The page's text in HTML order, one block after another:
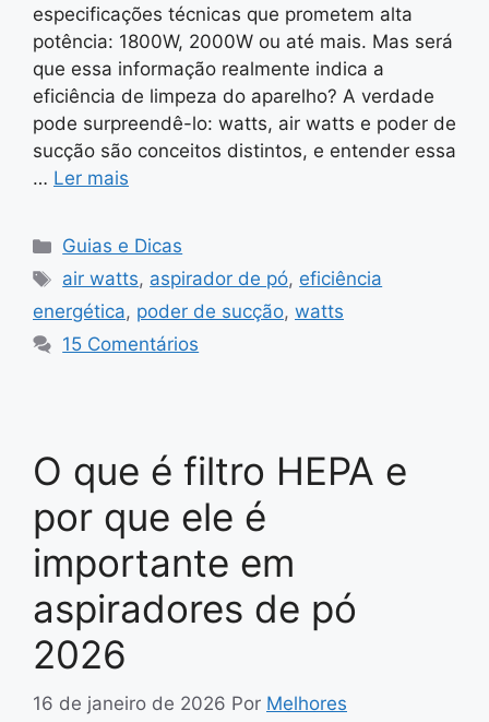
especificações técnicas que prometem alta
potência: 1800W, 2000W ou até mais. Mas será
que essa informação realmente indica a
eficiência de limpeza do aparelho? A verdade
pode surpreendê-lo: watts, air watts e poder de
sucção são conceitos distintos, e entender essa
… Ler mais
Categorias
Guias e Dicas
Tags
air watts, aspirador de pó, eficiência
energética, poder de sucção, watts
15 Comentários
O que é filtro HEPA e
por que ele é
importante em
aspiradores de pó
2026
16 de janeiro de 2026 Por Melhores